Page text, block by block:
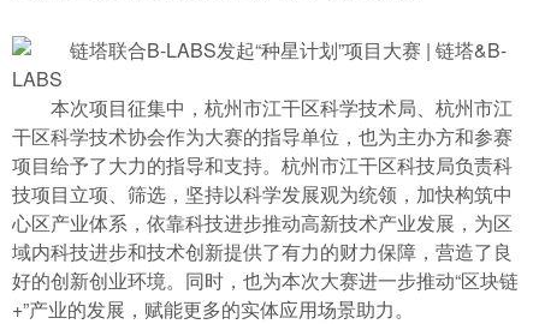
本次项目征集中，杭州市江干区科学技术局、杭州市江
干区科学技术协会作为大赛的指导单位，也为主办方和参赛
项目给予了大力的指导和支持。杭州市江干区科技局负责科
技项目立项、筛选，坚持以科学发展观为统领，加快构筑中
心区产业体系，依靠科技进步推动高新技术产业发展，为区
域内科技进步和技术创新提供了有力的财力保障，营造了良
好的创新创业环境。同时，也为本次大赛进一步推动“区块链
+”产业的发展，赋能更多的实体应用场景助力。